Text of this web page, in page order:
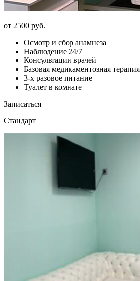
от 2500 руб.
Осмотр и сбор анамнеза
Наблюдение 24/7
Консультации врачей
Базовая медикаментозная терапия
3-х разовое питание
Туалет в комнате
Записаться
Стандарт